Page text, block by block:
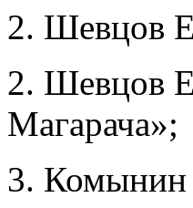
2. Шевцов
2. Шевцов
Магарача»;
3. Комынин